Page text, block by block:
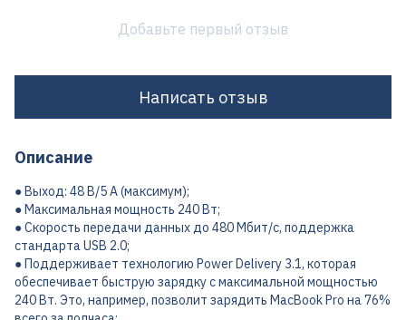
Добавьте первый отзыв
Написать отзыв
Описание
● Выход: 48 В/5 А (максимум);
● Максимальная мощность 240 Вт;
● Скорость передачи данных до 480 Мбит/с, поддержка
стандарта USB 2.0;
● Поддерживает технологию Power Delivery 3.1, которая
обеспечивает быструю зарядку с максимальной мощностью
240 Вт. Это, например, позволит зарядить MacBook Pro на 76%